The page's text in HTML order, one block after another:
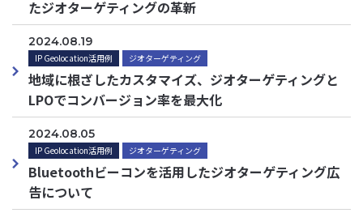
たジオターゲティングの革新
2024.08.19
IP Geolocation活用例 ジオターゲティング
地域に根ざしたカスタマイズ、ジオターゲティングと
LPOでコンバージョン率を最大化
2024.08.05
IP Geolocation活用例 ジオターゲティング
Bluetoothビーコンを活用したジオターゲティング広
告について